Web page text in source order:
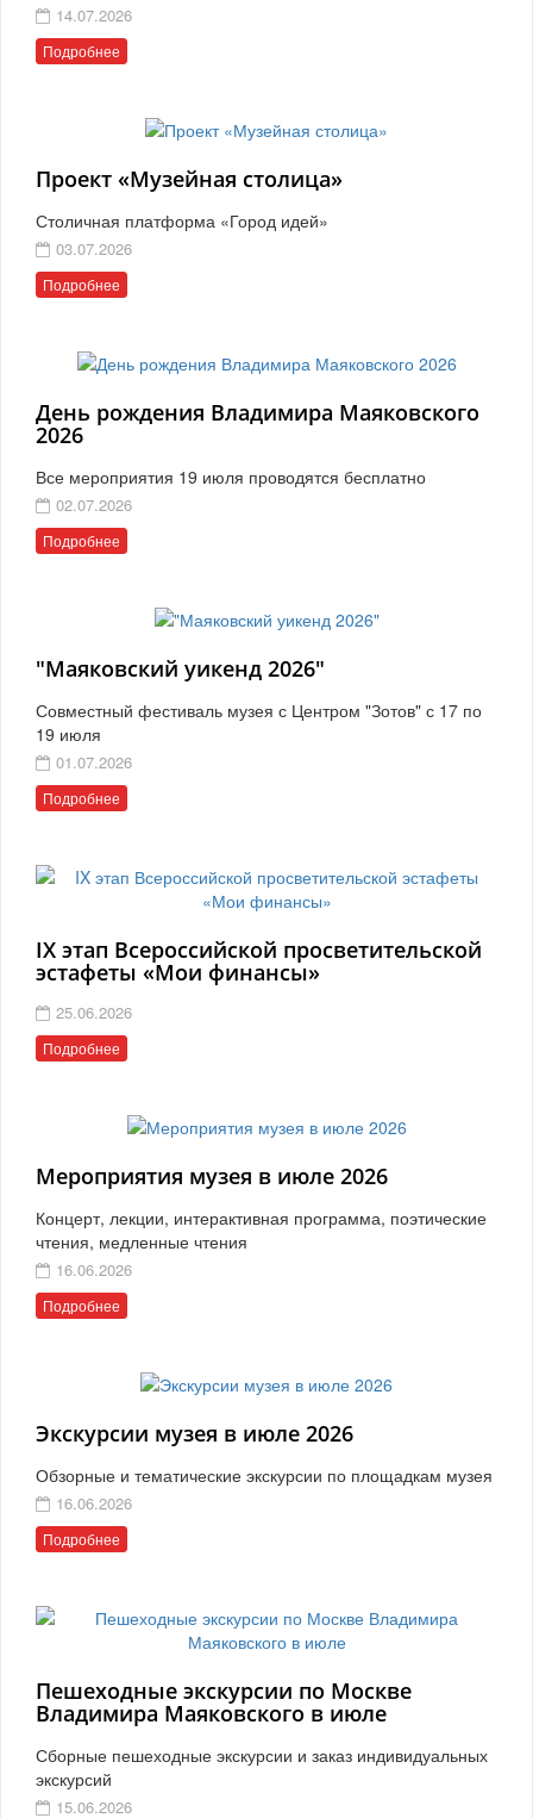
14.07.2026
Подробнее
Проект «Музейная столица»
Столичная платформа «Город идей»
03.07.2026
Подробнее
День рождения Владимира Маяковского
2026
Все мероприятия 19 июля проводятся бесплатно
02.07.2026
Подробнее
"Маяковский уикенд 2026"
Совместный фестиваль музея с Центром "Зотов" с 17 по
19 июля
01.07.2026
Подробнее
IX этап Всероссийской просветительской
эстафеты «Мои финансы»
25.06.2026
Подробнее
Мероприятия музея в июле 2026
Концерт, лекции, интерактивная программа, поэтические
чтения, медленные чтения
16.06.2026
Подробнее
Экскурсии музея в июле 2026
Обзорные и тематические экскурсии по площадкам музея
16.06.2026
Подробнее
Пешеходные экскурсии по Москве
Владимира Маяковского в июле
Сборные пешеходные экскурсии и заказ индивидуальных
экскурсий
15.06.2026